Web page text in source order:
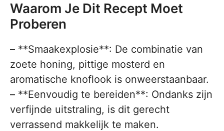
Waarom Je Dit Recept Moet
Proberen
– **Smaakexplosie**: De combinatie van
zoete honing, pittige mosterd en
aromatische knoflook is onweerstaanbaar.
– **Eenvoudig te bereiden**: Ondanks zijn
verfijnde uitstraling, is dit gerecht
verrassend makkelijk te maken.